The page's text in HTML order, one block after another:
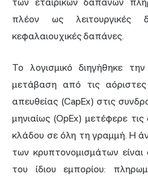
πλέον ως
κεφαλαιουχικές δαπάνες.
Το λογισμικό διηγήθηκε
μετάβαση από τις
απευθείας (CapEx) στις
μηνιαίως (OpEx) μετέφερε
κλάδου σε όλη τη γραμμή. Η
των κρυπτονομισμάτων
του ίδιου εμπορίου: